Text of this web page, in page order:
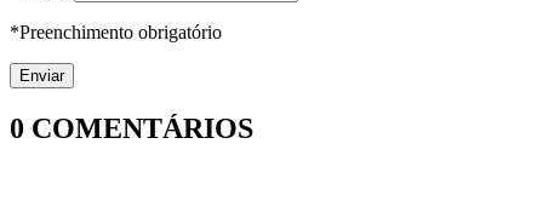
*Preenchimento obrigatório
0 COMENTÁRIOS